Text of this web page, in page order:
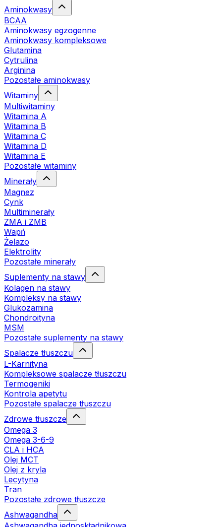
Aminokwasy
BCAA
Aminokwasy egzogenne
Aminokwasy kompleksowe
Glutamina
Cytrulina
Arginina
Pozostałe aminokwasy
Witaminy
Multiwitaminy
Witamina A
Witamina B
Witamina C
Witamina D
Witamina E
Pozostałe witaminy
Minerały
Magnez
Cynk
Multiminerały
ZMA i ZMB
Wapń
Żelazo
Elektrolity
Pozostałe minerały
Suplementy na stawy
Kolagen na stawy
Kompleksy na stawy
Glukozamina
Chondroityna
MSM
Pozostałe suplementy na stawy
Spalacze tłuszczu
L-Karnityna
Kompleksowe spalacze tłuszczu
Termogeniki
Kontrola apetytu
Pozostałe spalacze tłuszczu
Zdrowe tłuszcze
Omega 3
Omega 3-6-9
CLA i HCA
Olej MCT
Olej z kryla
Lecytyna
Tran
Pozostałe zdrowe tłuszcze
Ashwagandha